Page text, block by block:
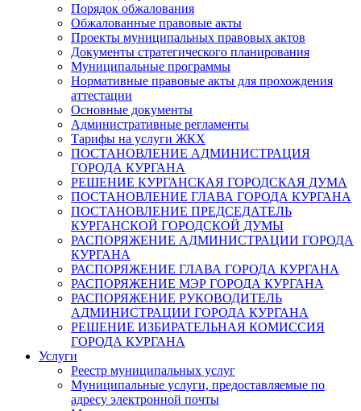
Порядок обжалования
Обжалованные правовые акты
Проекты муниципальных правовых актов
Документы стратегического планирования
Муниципальные программы
Нормативные правовые акты для прохождения
аттестации
Основные документы
Административные регламенты
Тарифы на услуги ЖКХ
ПОСТАНОВЛЕНИЕ АДМИНИСТРАЦИЯ
ГОРОДА КУРГАНА
РЕШЕНИЕ КУРГАНСКАЯ ГОРОДСКАЯ ДУМА
ПОСТАНОВЛЕНИЕ ГЛАВА ГОРОДА КУРГАНА
ПОСТАНОВЛЕНИЕ ПРЕДСЕДАТЕЛЬ
КУРГАНСКОЙ ГОРОДСКОЙ ДУМЫ
РАСПОРЯЖЕНИЕ АДМИНИСТРАЦИИ ГОРОДА
КУРГАНА
РАСПОРЯЖЕНИЕ ГЛАВА ГОРОДА КУРГАНА
РАСПОРЯЖЕНИЕ МЭР ГОРОДА КУРГАНА
РАСПОРЯЖЕНИЕ РУКОВОДИТЕЛЬ
АДМИНИСТРАЦИИ ГОРОДА КУРГАНА
РЕШЕНИЕ ИЗБИРАТЕЛЬНАЯ КОМИССИЯ
ГОРОДА КУРГАНА
Услуги
Реестр муниципальных услуг
Муниципальные услуги, предоставляемые по
адресу электронной почты